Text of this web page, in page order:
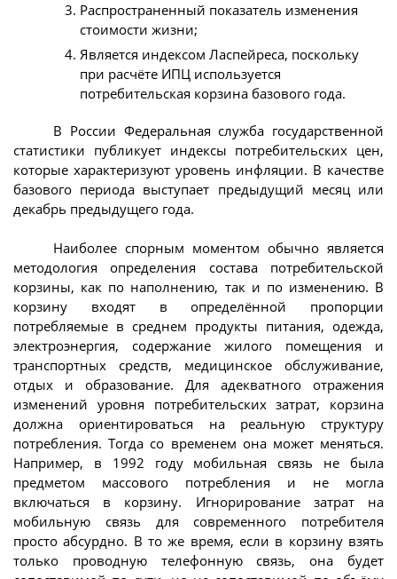
Распространенный показатель изменения
стоимости жизни;
Является индексом Ласпейреса, поскольку
при расчёте ИПЦ используется
потребительская корзина базового года.
В России Федеральная служба государственной
статистики публикует индексы потребительских цен,
которые характеризуют уровень инфляции. В качестве
базового периода выступает предыдущий месяц или
декабрь предыдущего года.
Наиболее спорным моментом обычно является
методология определения состава потребительской
корзины, как по наполнению, так и по изменению. В
корзину входят в определённой пропорции
потребляемые в среднем продукты питания, одежда,
электроэнергия, содержание жилого помещения и
транспортных средств, медицинское обслуживание,
отдых и образование. Для адекватного отражения
изменений уровня потребительских затрат, корзина
должна ориентироваться на реальную структуру
потребления. Тогда со временем она может меняться.
Например, в 1992 году мобильная связь не была
предметом массового потребления и не могла
включаться в корзину. Игнорирование затрат на
мобильную связь для современного потребителя
просто абсурдно. В то же время, если в корзину взять
только проводную телефонную связь, она будет